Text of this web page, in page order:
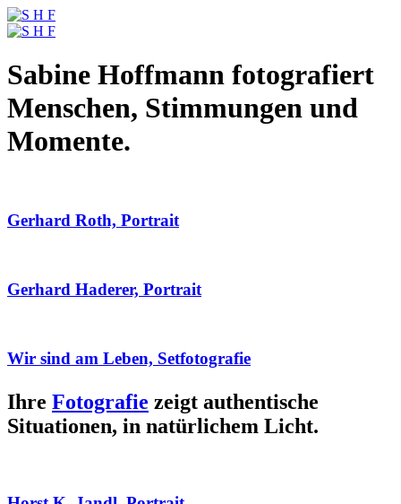
Sabine Hoffmann fotografiert
Menschen, Stimmungen und
Momente.
Gerhard Roth, Portrait
Gerhard Haderer, Portrait
Wir sind am Leben, Setfotografie
Ihre Fotografie zeigt authentische
Situationen, in natürlichem Licht.